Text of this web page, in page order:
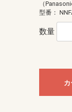
（
型番：
数量